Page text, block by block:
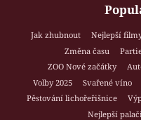
Jak zhubnout Nejlepší
Změna času
ZOO Nové začátky
Volby 2025
Svařené víno
Pěstování lichořeřišnice
Nejlepší